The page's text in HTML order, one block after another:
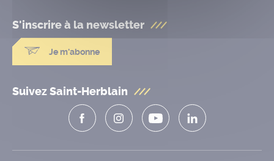
S'inscrire à la newsletter
Je m'abonne
Suivez Saint-Herblain